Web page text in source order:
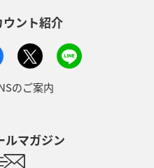
ント紹介
のご案内
ルマガジン